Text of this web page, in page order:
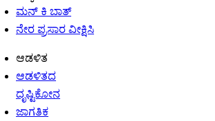
ಮನ್ ಕಿ ಬಾತ್
ನೇರ ಪ್ರಸಾರ ವೀಕ್ಷಿಸಿ
ಆಡಳಿತ
ಆಡಳಿತದ
ದೃಷ್ಟಿಕೋನ
ಜಾಗತಿಕ